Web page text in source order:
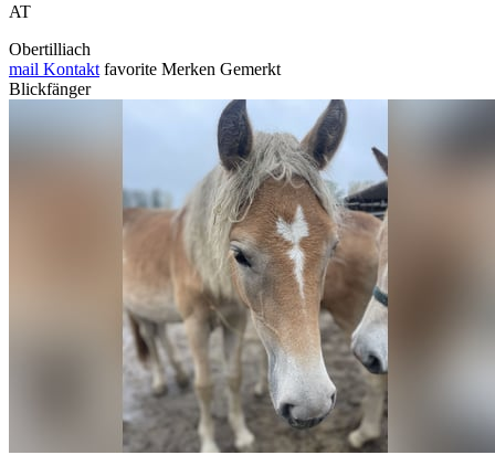
AT
Obertilliach
mail Kontakt favorite Merken Gemerkt
Blickfänger